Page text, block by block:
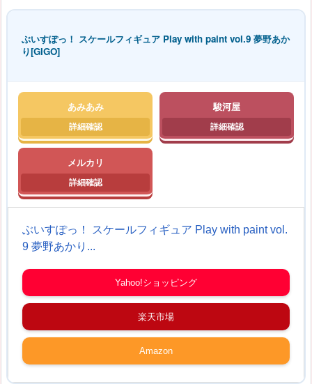
ぶいすぽっ！ スケールフィギュア Play with paint vol.9 夢野あか
り[GIGO]
あみあみ 駿河屋
メルカリ
ぶいすぽっ！ スケールフィギュア Play with paint vol.
9 夢野あかり...
Yahoo!ショッピング
楽天市場
Amazon